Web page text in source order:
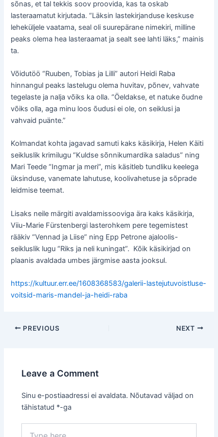
sõnas, et tal tekkis soov proovida, kas ta oskab
lasteraamatut kirjutada. “Läksin lastekirjanduse keskuse
leheküljele vaatama, seal oli suurepärane nimekiri, milline
peaks olema hea lasteraamat ja sealt see lahti läks,” mainis
ta.
Võidutöö “Ruuben, Tobias ja Lilli” autori Heidi Raba
hinnangul peaks lastelugu olema huvitav, põnev, vahvate
tegelaste ja nalja võiks ka olla. “Öeldakse, et natuke õudne
võiks olla, aga minu loos õudusi ei ole, on seiklusi ja
vahvaid puänte.”
Kolmandat kohta jagavad samuti kaks käsikirja, Helen Käiti
seikluslik krimilugu “Kuldse sõnnikumardika saladus” ning
Mari Teede “Ingmar ja meri”, mis käsitleb tundliku keelega
üksinduse, vanemate lahutuse, koolivahetuse ja sõprade
leidmise teemat.
Lisaks neile märgiti avaldamissooviga ära kaks käsikirja,
Viiu-Marie Fürstenbergi lasterohkem pere tegemistest
rääkiv “Vennad ja Liise” ning Epp Petrone ajaloolis-
seikluslik lugu “Riks ja neli kuningat”. Kõik käsikirjad on
plaanis avaldada umbes järgmise aasta jooksul.
https://kultuur.err.ee/1608368583/galerii-lastejutuvoistluse-
voitsid-maris-mandel-ja-heidi-raba
Post
PREVIOUS NEXT
Leave a Comment
Sinu e-postiaadressi ei avaldata. Nõutavad väljad on
tähistatud *-ga